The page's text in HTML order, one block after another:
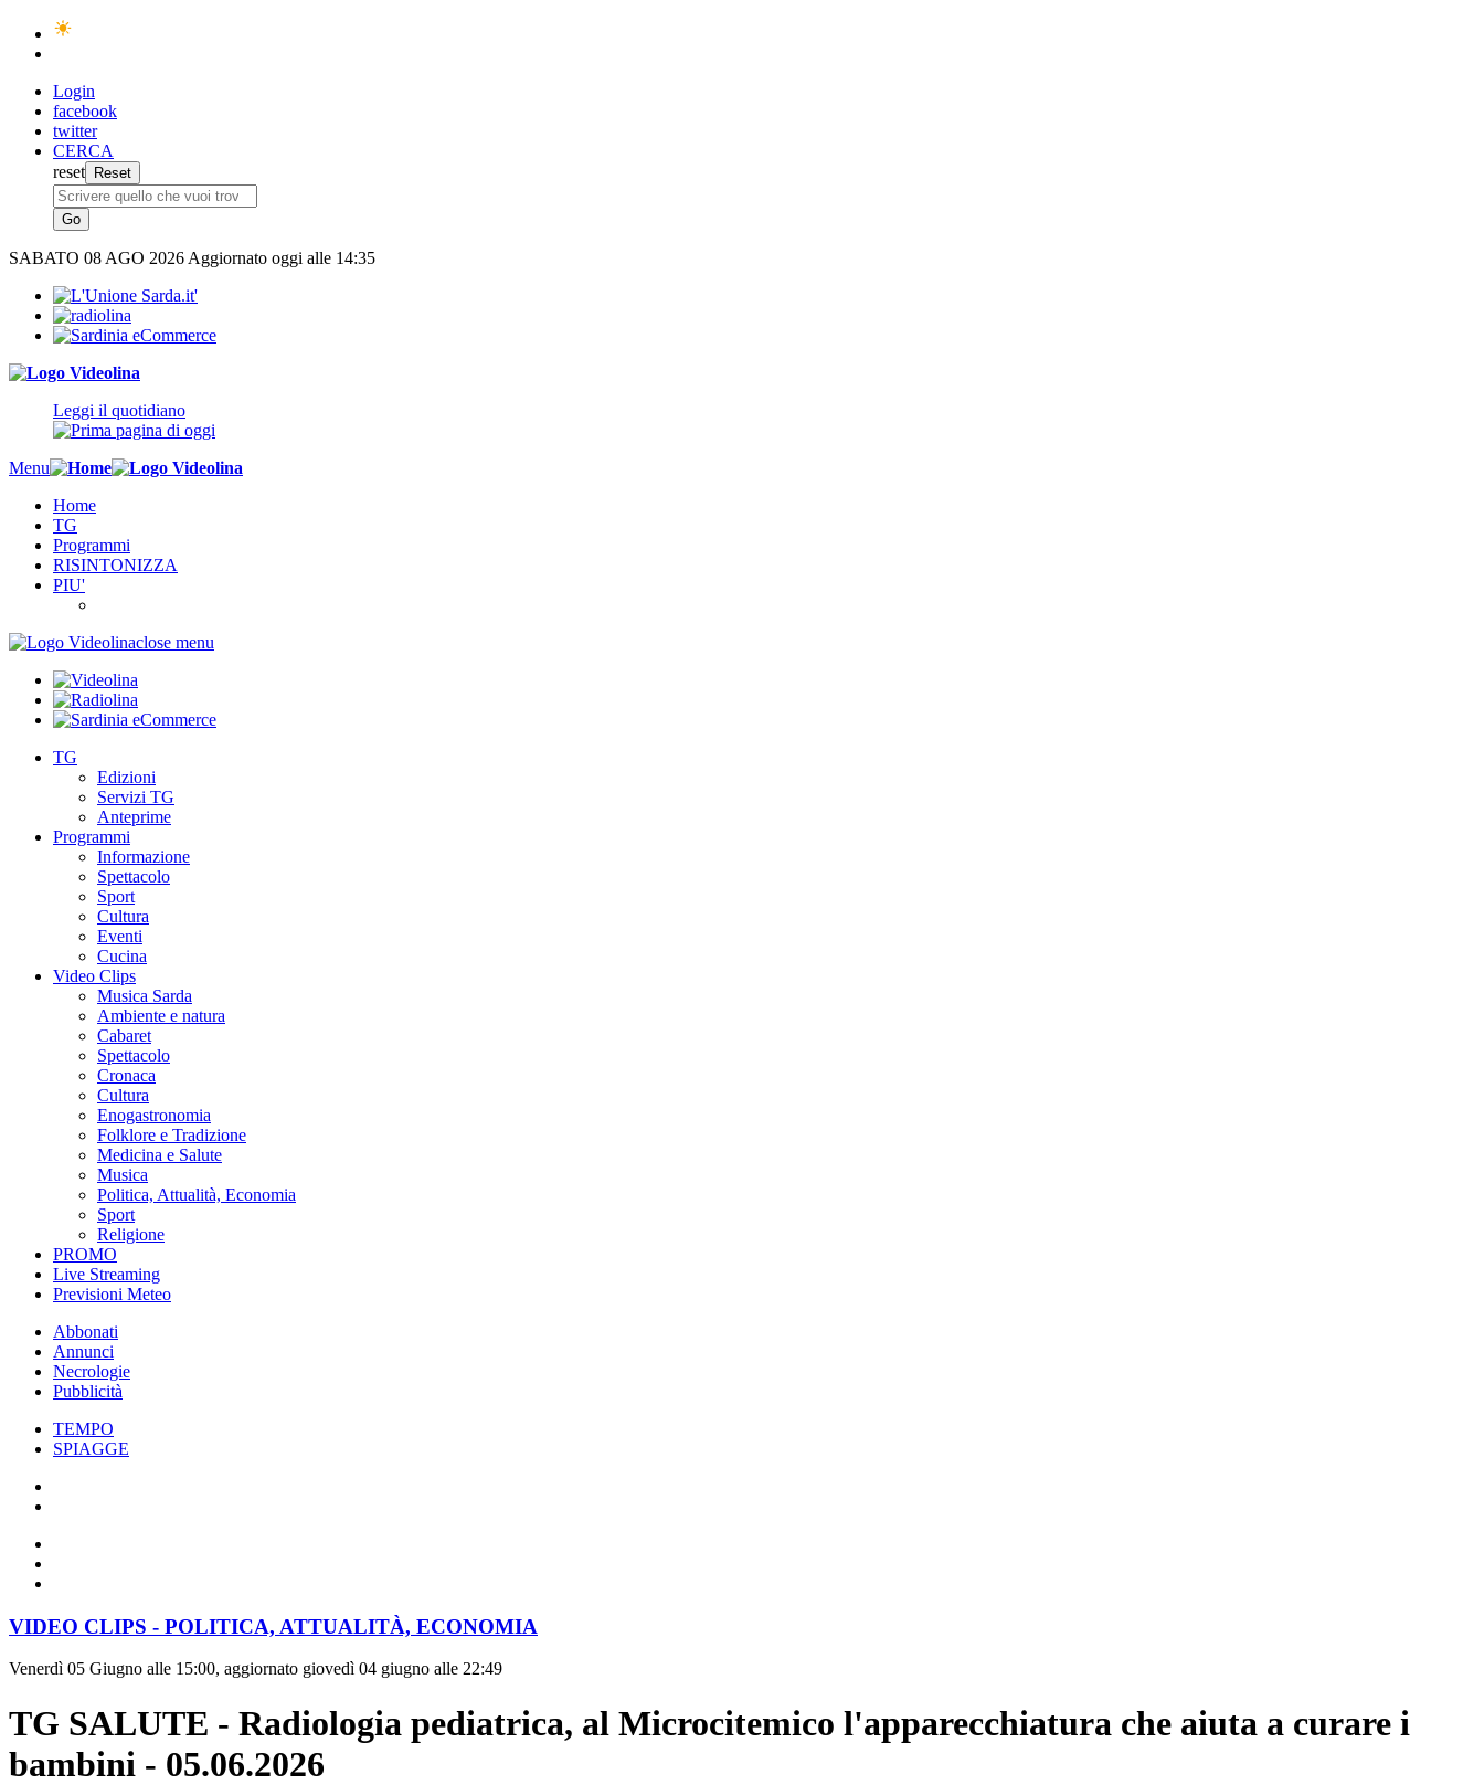
Login
facebook
twitter
CERCA
reset
SABATO 08 AGO 2026 Aggiornato oggi alle 14:35
Leggi il quotidiano
Menu
Home
TG
Programmi
RISINTONIZZA
PIU'
close menu
TG
Edizioni
Servizi TG
Anteprime
Programmi
Informazione
Spettacolo
Sport
Cultura
Eventi
Cucina
Video Clips
Musica Sarda
Ambiente e natura
Cabaret
Spettacolo
Cronaca
Cultura
Enogastronomia
Folklore e Tradizione
Medicina e Salute
Musica
Politica, Attualità, Economia
Sport
Religione
PROMO
Live Streaming
Previsioni Meteo
Abbonati
Annunci
Necrologie
Pubblicità
TEMPO
SPIAGGE
VIDEO CLIPS - POLITICA, ATTUALITÀ, ECONOMIA
Venerdì 05 Giugno alle 15:00, aggiornato giovedì 04 giugno alle 22:49
TG SALUTE - Radiologia pediatrica, al Microcitemico l'apparecchiatura che aiuta a curare i
bambini - 05.06.2026